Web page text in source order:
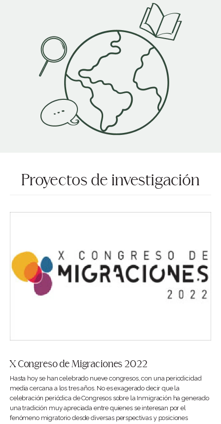
Proyectos de investigación
X Congreso de Migraciones 2022
Hasta hoy se han celebrado nueve congresos, con una periodicidad
media cercana a los tres años. No es exagerado decir que la
celebración periódica de Congresos sobre la Inmigración ha generado
una tradición muy apreciada entre quienes se interesan por el
fenómeno migratorio desde diversas perspectivas y posiciones